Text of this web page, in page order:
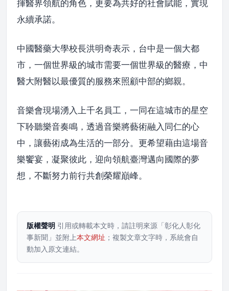
揮醫界領航的角色，更要為共好的社會賦能，實現
永續承諾。
中國醫藥大學校長洪明奇表示，台中是一個大都
市，一個世界級的城市需要一個世界級的醫療，中
醫大附醫以最優質的服務來照顧中部的鄉親。
音樂會現場湧入上千名員工，一同在這城市的星空
下聆聽樂音奏鳴，透過音樂將藝術融入同仁的心
中，讓藝術成為生活的一部分。更希望藉由這場音
樂饗宴，凝聚彼此，迎向領航臺灣邁向國際的夢
想，不斷努力前行共創榮耀巔峰。
版權聲明 引用或轉載本文時，請註明來源「彰化人彰化
事新聞」並附上本文網址 ；複製文章文字時，系統會自
動加入原文連結。